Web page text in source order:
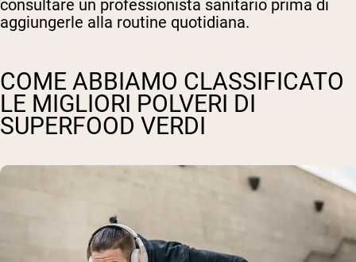
consultare un professionista sanitario prima di
aggiungerle alla routine quotidiana.
COME ABBIAMO CLASSIFICATO
LE MIGLIORI POLVERI DI
SUPERFOOD VERDI